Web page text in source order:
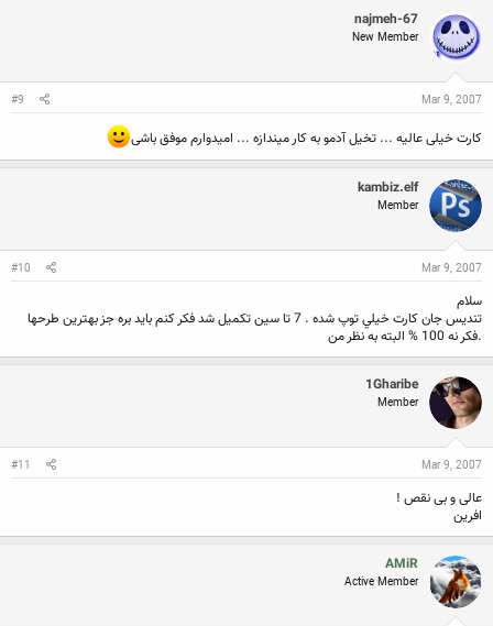
najmeh-67
New Member
Mar 9, 2007
#9
کارت خیلی عالیه ... تخیل آدمو به کار میندازه ... امیدوارم موفق باشی
kambiz.elf
Member
Mar 9, 2007
#10
سلام
تنديس جان كارت خيلي توپ شده . 7 تا سين تكميل شد فكر كنم بايد بره جز بهترين طرحها
.فكر نه 100 % البته به نظر من
1Gharibe
Member
Mar 9, 2007
#11
عالی و بی نقص !
افرین
AMiR
Active Member